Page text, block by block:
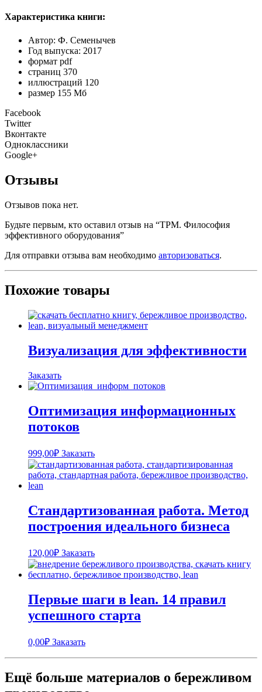
Характеристика книги:
Автор: Ф. Семенычев
Год выпуска: 2017
формат pdf
страниц 370
иллюстраций 120
размер 155 Мб
Facebook
Twitter
Вконтакте
Одноклассники
Google+
Отзывы
Отзывов пока нет.
Будьте первым, кто оставил отзыв на “TPM. Философия
эффективного оборудования”
Для отправки отзыва вам необходимо авторизоваться.
Похожие товары
Визуализация для эффективности
Заказать
Оптимизация информационных
потоков
999,00₽ Заказать
Стандартизованная работа. Метод
построения идеального бизнеса
120,00₽ Заказать
Первые шаги в lean. 14 правил
успешного старта
0,00₽ Заказать
Ещё больше материалов о бережливом